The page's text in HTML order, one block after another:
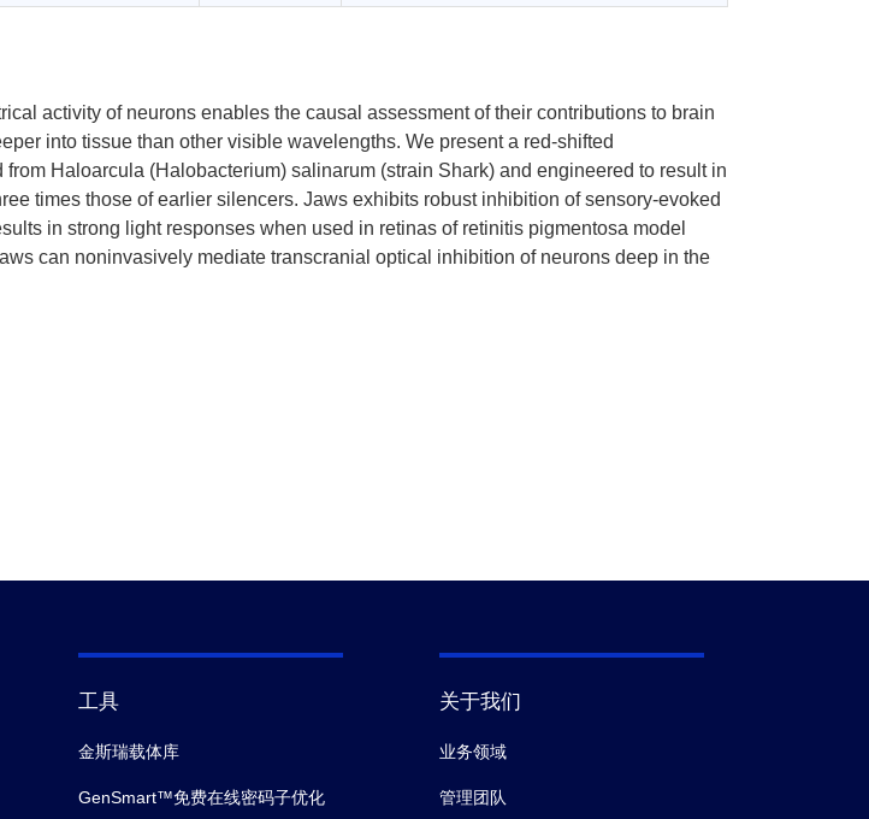
activity of neurons enables the causal assessment of their contributions to brain
into tissue than other visible wavelengths. We present a red-shifted
Haloarcula (Halobacterium) salinarum (strain Shark) and engineered to result in
times those of earlier silencers. Jaws exhibits robust inhibition of sensory-evoked
in strong light responses when used in retinas of retinitis pigmentosa model
can noninvasively mediate transcranial optical inhibition of neurons deep in the
工具
金斯瑞载体库
GenSmart™免费在线密码子优化
关于我们
业务领域
管理团队